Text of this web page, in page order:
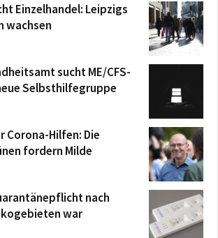
Einzelhandel: Leipzigs
wachsen
sucht ME/CFS-
Selbsthilfegruppe
Corona-Hilfen: Die
fordern Milde
nach
war